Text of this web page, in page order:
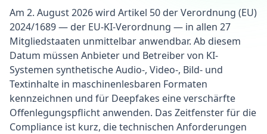
Am 2. August 2026 wird Artikel 50 der Verordnung (EU)
2024/1689 — der EU-KI-Verordnung — in allen 27
Mitgliedstaaten unmittelbar anwendbar. Ab diesem
Datum müssen Anbieter und Betreiber von KI-
Systemen synthetische Audio-, Video-, Bild- und
Textinhalte in maschinenlesbaren Formaten
kennzeichnen und für Deepfakes eine verschärfte
Offenlegungspflicht anwenden. Das Zeitfenster für die
Compliance ist kurz, die technischen Anforderungen